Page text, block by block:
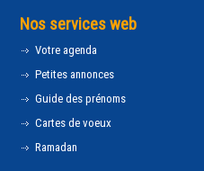
Nos services web
Votre agenda
Petites annonces
Guide des prénoms
Cartes de voeux
Ramadan